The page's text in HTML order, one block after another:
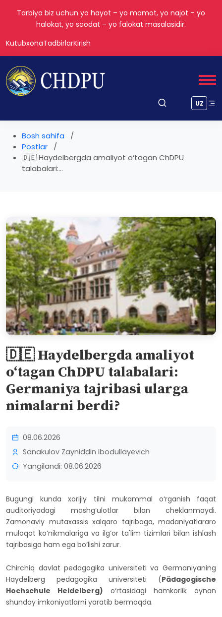
Tarbiya biz uchun yo hayot – yo mamot, yo najot – yo
halokat, yo saodat – yo falokat masalasidir.
KutubxonaTadbirlarKirish
UZ
Bosh sahifa
Postlar
🇩🇪 Haydelbergda amaliyot o‘tagan ChDPU
talabalari:...
🇩🇪 Haydelbergda amaliyot
o‘tagan ChDPU talabalari:
Germaniya tajribasi ularga
nimalarni berdi?
08.06.2026
Sanakulov Zayniddin Ibodullayevich
Yangilandi: 08.06.2026
Bugungi kunda xorijiy tilni mukammal o‘rganish faqat
auditoriyadagi mashg‘ulotlar bilan cheklanmaydi.
Zamonaviy mutaxassis xalqaro tajribaga, madaniyatlararo
muloqot ko‘nikmalariga va ilg‘or ta'lim tizimlari bilan ishlash
tajribasiga ham ega bo‘lishi zarur.
Chirchiq davlat pedagogika universiteti va Germaniyaning
Haydelberg pedagogika universiteti (Pädagogische
Hochschule Heidelberg) o‘rtasidagi hamkorlik aynan
shunday imkoniyatlarni yaratib bermoqda.